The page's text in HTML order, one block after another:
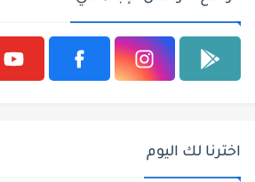
اخترنا لك اليوم